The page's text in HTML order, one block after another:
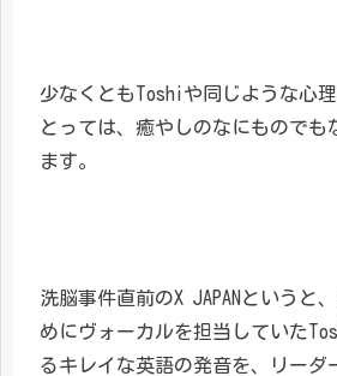
少なくともToshiや同じような心
とっては、癒やしのなにものでも
ます。
洗脳事件直前のX JAPANというと
めにヴォーカルを担当していた
るキレイな英語の発音を、リーダ